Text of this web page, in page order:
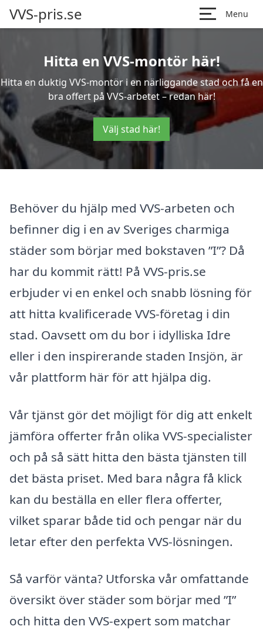
VVS-pris.se Menu
Hitta en VVS-montör här!
Hitta en duktig VVS-montör i en närliggande stad och få en
bra offert på VVS-arbetet – redan här!
Välj stad här!
Behöver du hjälp med VVS-arbeten och
befinner dig i en av Sveriges charmiga
städer som börjar med bokstaven ”I”? Då
har du kommit rätt! På VVS-pris.se
erbjuder vi en enkel och snabb lösning för
att hitta kvalificerade VVS-företag i din
stad. Oavsett om du bor i idylliska Idre
eller i den inspirerande staden Insjön, är
vår plattform här för att hjälpa dig.
Vår tjänst gör det möjligt för dig att enkelt
jämföra offerter från olika VVS-specialister
och på så sätt hitta den bästa tjänsten till
det bästa priset. Med bara några få klick
kan du beställa en eller flera offerter,
vilket sparar både tid och pengar när du
letar efter den perfekta VVS-lösningen.
Så varför vänta? Utforska vår omfattande
översikt över städer som börjar med ”I”
och hitta den VVS-expert som matchar